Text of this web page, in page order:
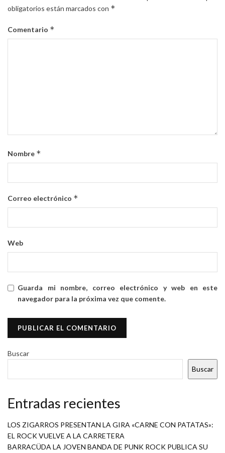
obligatorios están marcados con *
Comentario *
Nombre *
Correo electrónico *
Web
Guarda mi nombre, correo electrónico y web en este
navegador para la próxima vez que comente.
Buscar
Buscar
Entradas recientes
LOS ZIGARROS PRESENTAN LA GIRA «CARNE CON PATATAS»:
EL ROCK VUELVE A LA CARRETERA
BARRACÜDA LA JOVEN BANDA DE PUNK ROCK PUBLICA SU